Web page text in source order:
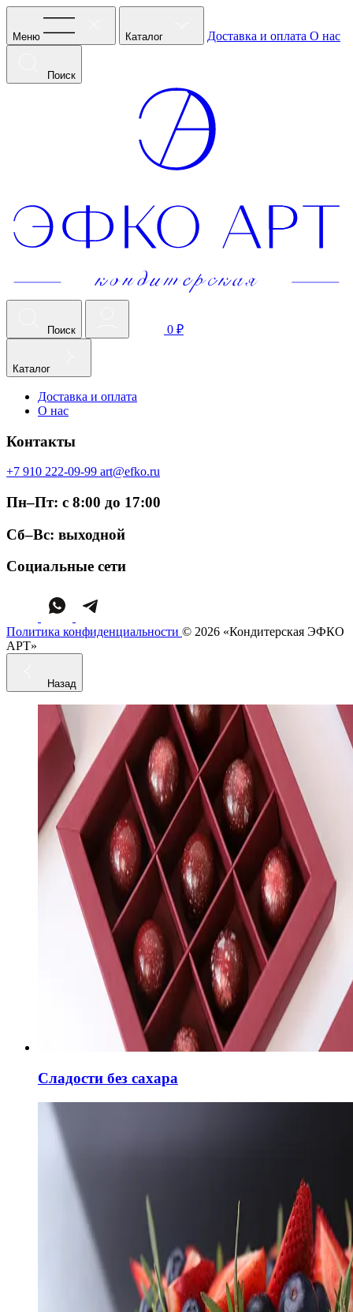
Меню Каталог Доставка и оплата О нас
Поиск
Поиск 0 ₽
Каталог
Доставка и оплата
О нас
Контакты
+7 910 222-09-99 art@efko.ru
Пн–Пт: с 8:00 до 17:00
Сб–Вс: выходной
Социальные сети
Политика конфиденциальности © 2026 «Кондитерская ЭФКО
АРТ»
Назад
Сладости без сахара